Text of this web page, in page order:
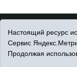
Настоящий ресурс
Сервис
Продолжая